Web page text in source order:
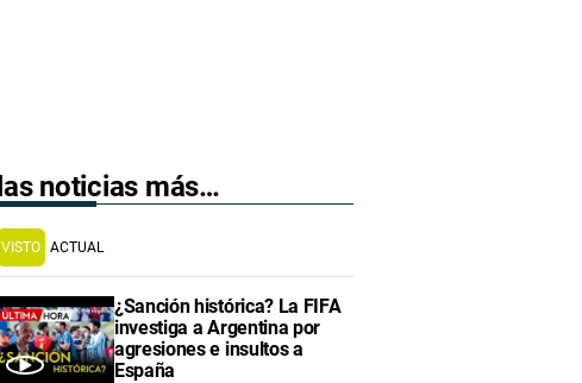
las noticias más…
VISTO ACTUAL
¿Sanción histórica? La FIFA
investiga a Argentina por
agresiones e insultos a
España